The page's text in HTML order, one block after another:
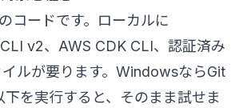
コードです。ローカルに
v2、AWS CDK CLI、認証済み
ルが要ります。WindowsならGit
を実行すると、そのまま試せま